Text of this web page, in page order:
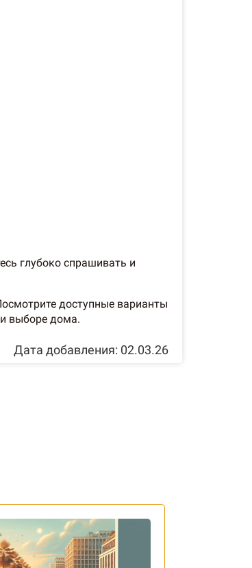
глубоко спрашивать и
доступные варианты
выборе дома.
Дата добавления: 02.03.26